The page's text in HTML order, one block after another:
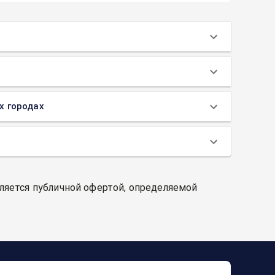
городах
публичной офертой, определяемой